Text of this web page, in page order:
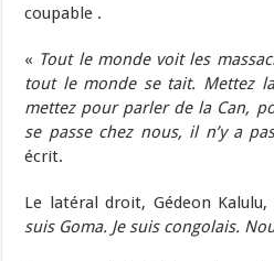
coupable .
« Tout le monde voit les
tout le monde se tait. Mettez
mettez pour parler de la Can,
se passe chez nous, il n’y a
écrit.
Le latéral droit, Gédeon
suis Goma. Je suis congolais.